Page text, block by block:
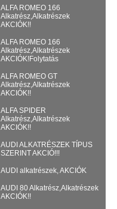
ALFA ROMEO 166
Alkatrész,Alkatrészek
AKCIÓK!!
ALFA ROMEO 166
Alkatrész,Alkatrészek
AKCIÓK!Folytatás
ALFA ROMEO GT
Alkatrész,Alkatrészek
AKCIÓK!!
ALFA SPIDER
Alkatrész,Alkatrészek
AKCIÓK!!
AUDI ALKATRÉSZEK TÍPUS
SZERINT AKCIÓ!!!
AUDI alkatrészek, AKCIÓK
AUDI 80 Alkatrész,Alkatrészek
AKCIÓK!!